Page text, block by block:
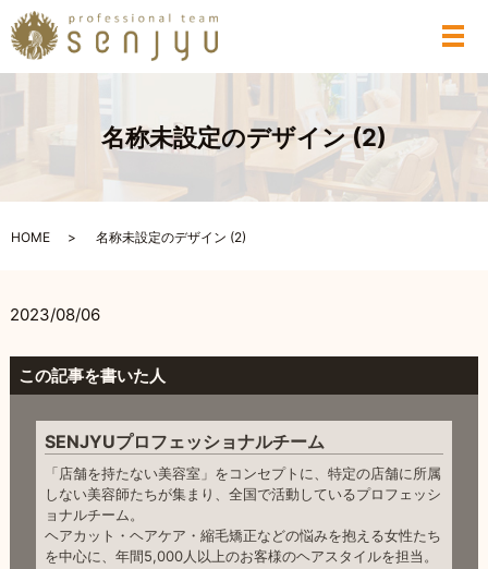
メ
名称未設定のデザイン (2)
HOME 名称未設定のデザイン (2)
2023/08/06
この記事を書いた人
SENJYUプロフェッショナルチーム
「店舗を持たない美容室」をコンセプトに、特定の店舗に所属
しない美容師たちが集まり、全国で活動しているプロフェッシ
ョナルチーム。
ヘアカット・ヘアケア・縮毛矯正などの悩みを抱える女性たち
を中心に、年間5,000人以上のお客様のヘアスタイルを担当。